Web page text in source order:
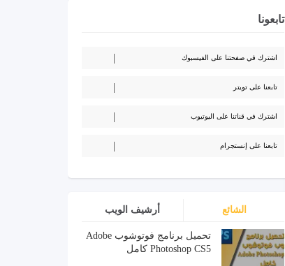
تابعونا
اشترك في صفحتنا على الفيسبوك
تابعنا على تويتر
اشترك في قناتنا على اليوتيوب
تابعنا على إنستجرام
الشائع أرشيف الويب
تحميل برنامج فوتوشوب Adobe
Photoshop CS5 كامل